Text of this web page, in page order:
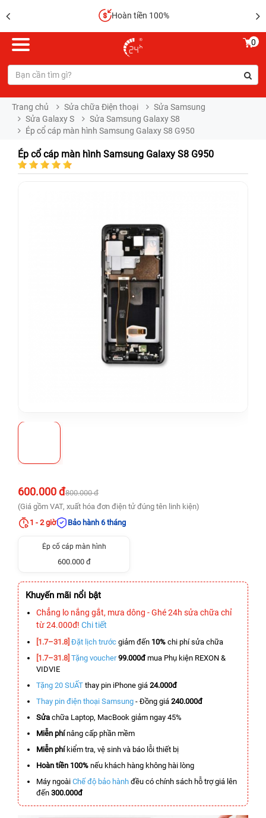
Hoàn tiền 100%
0
Trang chủ Sửa chữa Điện thoại
Sửa Samsung
Sửa Galaxy S
Sửa Samsung Galaxy S8
Ép cổ cáp màn hình Samsung Galaxy S8 G950
Ép cổ cáp màn hình Samsung Galaxy S8 G950
600.000 đ800.000 đ
(Giá gồm VAT, xuất hóa đơn điện tử đúng tên linh kiện)
1 - 2 giờ
Bảo hành 6 tháng
Ép cổ cáp màn hình
600.000 đ
Khuyến mãi nổi bật
Chẳng lo nắng gắt, mưa dông - Ghé 24h sửa chữa chỉ
từ 24.000đ! Chi tiết
[1.7–31.8] Đặt lịch trước giảm đến 10% chi phí sửa chữa
[1.7–31.8] Tặng voucher 99.000đmua Phụ kiện REXON &
VIDVIE
Tặng 20 SUẤT thay pin iPhone giá 24.000đ
Thay pin điện thoại Samsung - Đồng giá 240.000đ
Sửa chữa Laptop, MacBook giảm ngay 45%
Miễn phínâng cấp phần mềm
Miễn phíkiểm tra, vệ sinh và báo lỗi thiết bị
Hoàn tiền 100% nếu khách hàng không hài lòng
Máy ngoài Chế độ bảo hành đều có chính sách hỗ trợ giá lên
đến 300.000đ